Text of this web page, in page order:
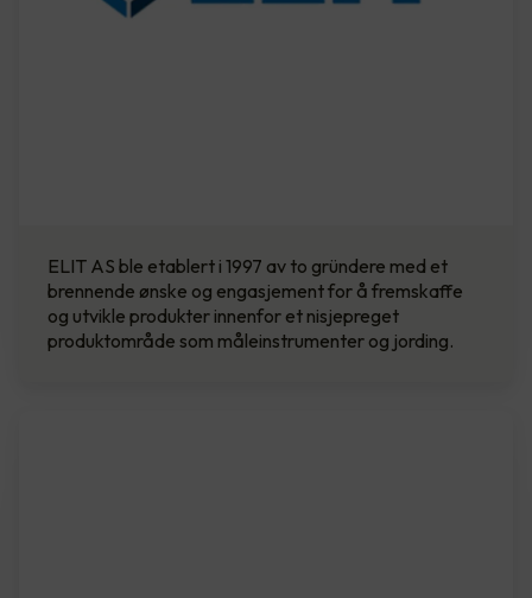
ELIT AS ble etablert i 1997 av to gründere med et
brennende ønske og engasjement for å fremskaffe
og utvikle produkter innenfor et nisjepreget
produktområde som måleinstrumenter og jording.